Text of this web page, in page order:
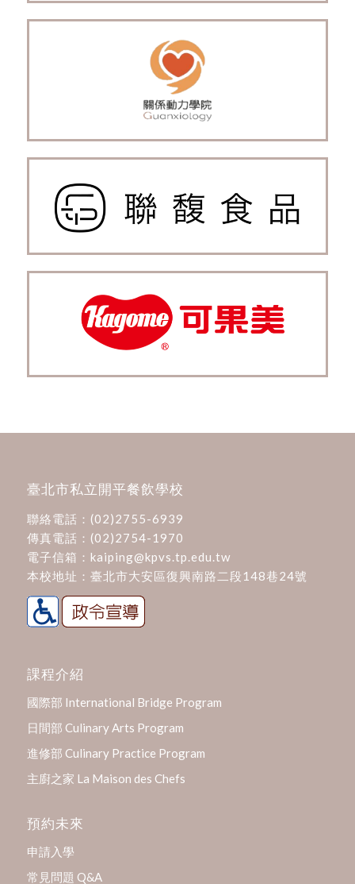
臺北市私立開平餐飲學校
聯絡電話： (02)2755-6939
傳真電話：(02)2754-1970
電子信箱： kaiping@kpvs.tp.edu.tw
本校地址： 臺北市大安區復興南路二段148巷24號
課程介紹
國際部 International Bridge Program
日間部 Culinary Arts Program
進修部 Culinary Practice Program
主廚之家 La Maison des Chefs
預約未來
申請入學
常見問題 Q&A